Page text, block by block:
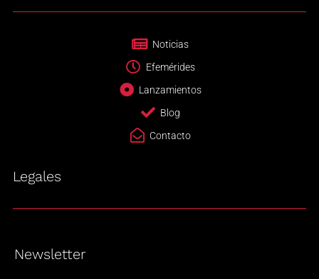
Noticias
Efemérides
Lanzamientos
Blog
Contacto
Legales
Newsletter